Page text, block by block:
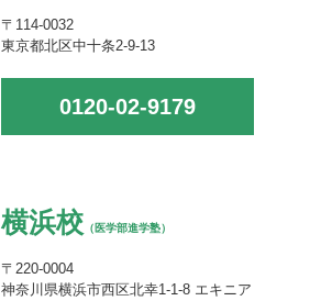
〒114-0032
東京都北区中十条2-9-13
0120-02-9179
横浜校 （医学部進学塾）
〒220-0004
神奈川県横浜市西区北幸1-1-8 エキニア